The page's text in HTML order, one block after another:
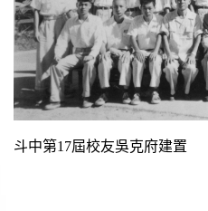
斗中第17屆校友吳克府建置